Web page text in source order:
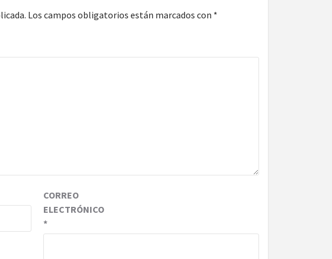
Los campos obligatorios están marcados con *
CORREO
ELECTRÓNICO
*